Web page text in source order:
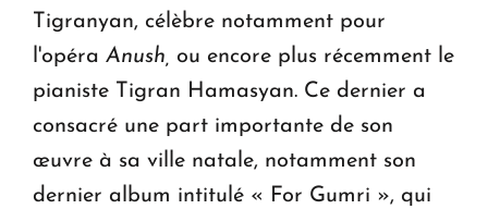
Tigranyan, célèbre notamment pour
l'opéra Anush, ou encore plus récemment le
pianiste Tigran Hamasyan. Ce dernier a
consacré une part importante de son
œuvre à sa ville natale, notamment son
dernier album intitulé « For Gumri », qui